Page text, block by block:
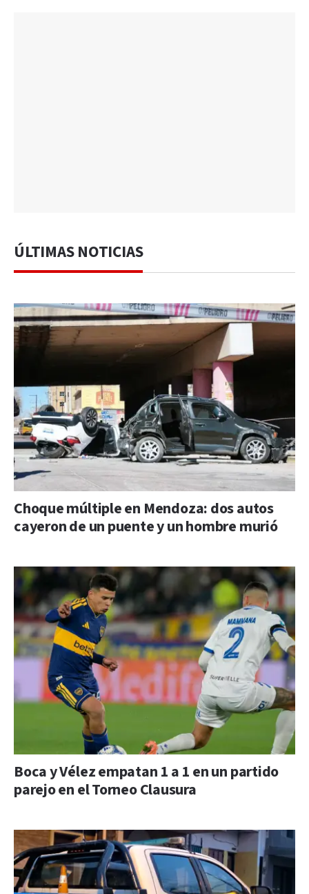
ÚLTIMAS NOTICIAS
Choque múltiple en Mendoza: dos autos
cayeron de un puente y un hombre murió
Boca y Vélez empatan 1 a 1 en un partido
parejo en el Torneo Clausura